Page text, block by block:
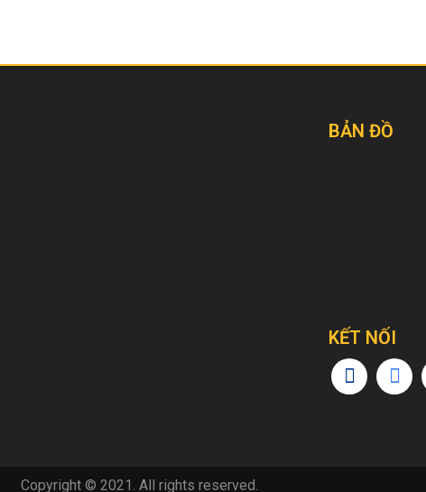
BẢN ĐỒ
KẾT NỐI
Copyright © 2021. All rights reserved.